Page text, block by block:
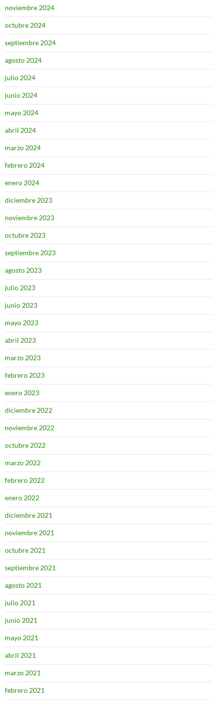
noviembre 2024
octubre 2024
septiembre 2024
agosto 2024
julio 2024
junio 2024
mayo 2024
abril 2024
marzo 2024
febrero 2024
enero 2024
diciembre 2023
noviembre 2023
octubre 2023
septiembre 2023
agosto 2023
julio 2023
junio 2023
mayo 2023
abril 2023
marzo 2023
febrero 2023
enero 2023
diciembre 2022
noviembre 2022
octubre 2022
marzo 2022
febrero 2022
enero 2022
diciembre 2021
noviembre 2021
octubre 2021
septiembre 2021
agosto 2021
julio 2021
junio 2021
mayo 2021
abril 2021
marzo 2021
febrero 2021